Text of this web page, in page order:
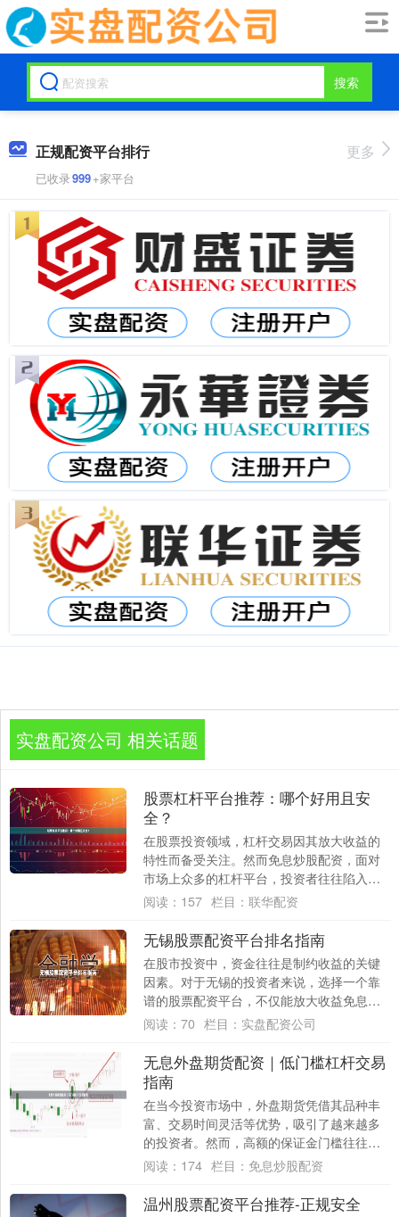
搜索
正规配资平台排行
已收录999+家平台
更多
实盘配资公司 相关话题
股票杠杆平台推荐：哪个好用且安
全？
在股票投资领域，杠杆交易因其放大收益的
特性而备受关注。然而免息炒股配资，面对
市场上众多的杠杆平台，投资者往往陷入选
择困境：哪个平台好用且安全？本文将为您
阅读： 157 栏目： 联华配资
无锡股票配资平台排名指南
在股市投资中，资金往往是制约收益的关键
因素。对于无锡的投资者来说，选择一个靠
谱的股票配资平台，不仅能放大收益免息炒
股配资，更能规避不必要的风险。然而，面
阅读： 70 栏目： 实盘配资公司
无息外盘期货配资｜低门槛杠杆交易
指南
在当今投资市场中，外盘期货凭借其品种丰
富、交易时间灵活等优势，吸引了越来越多
的投资者。然而，高额的保证金门槛往往让
许多中小投资者望而却步。无息外盘期货配
阅读： 174 栏目： 免息炒股配资
温州股票配资平台推荐-正规安全